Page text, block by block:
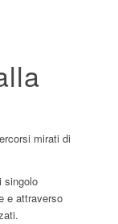
mirati di
singolo
e attraverso